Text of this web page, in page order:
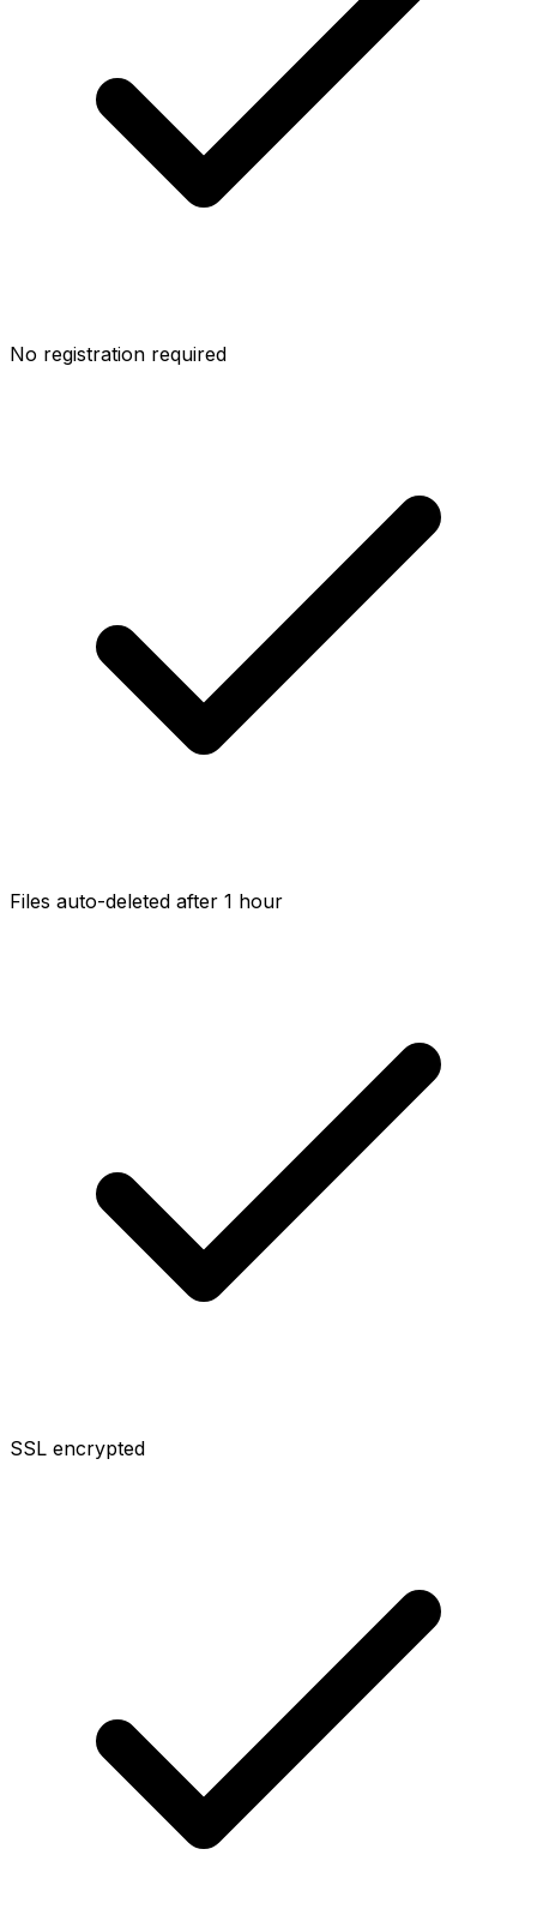
No registration required
Files auto-deleted after 1 hour
SSL encrypted